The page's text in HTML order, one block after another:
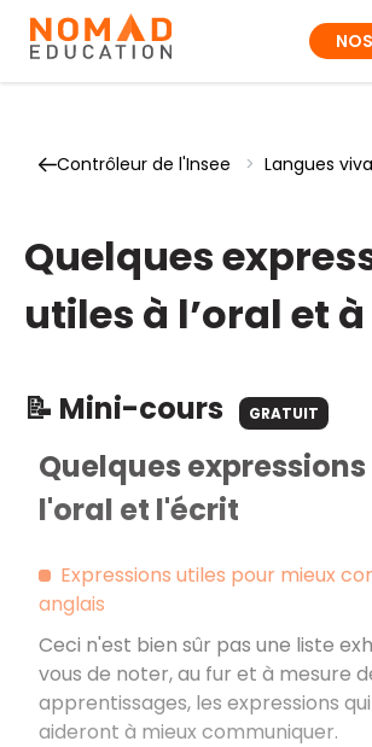
Contrôleur de l'Insee > Langues
Quelques
utiles à l’oral et
📝 Mini-cours GRATUIT
Quelques
l'oral et l'écrit
Expressions utiles pour mieux
anglais
Ceci n'est bien sûr pas une liste
vous de noter, au fur et à mesure
apprentissages, les expressions
aideront à mieux communiquer.